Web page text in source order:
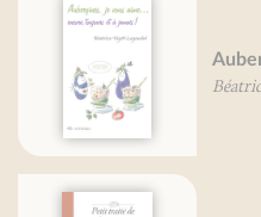
Aubergines, je vous aime…
Béatrice Vigot-Lagandré